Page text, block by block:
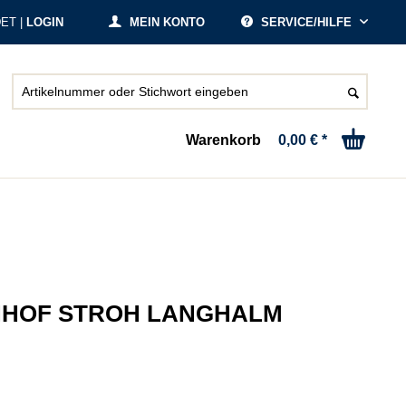
SERVICE/HILFE
MEIN KONTO
| LOGIN
Warenkorb 0,00 € *
STROH LANGHALM